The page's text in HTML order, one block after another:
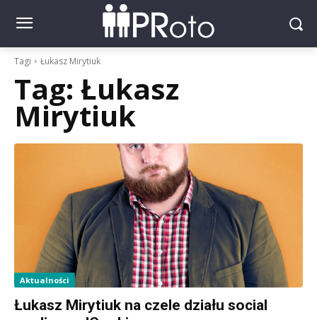
Tagi Łukasz Mirytiuk
Tag: Łukasz
Mirytiuk
Aktualności
Łukasz Mirytiuk na czele działu social